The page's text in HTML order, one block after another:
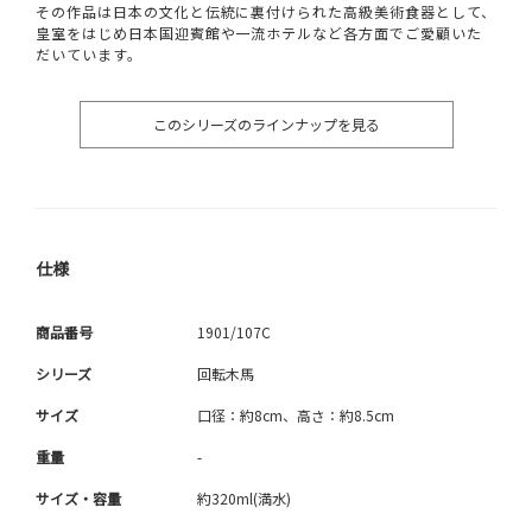
その作品は日本の文化と伝統に裏付けられた高級美術食器として、
皇室をはじめ日本国迎賓館や一流ホテルなど各方面でご愛顧いた
だいています。
このシリーズのラインナップを見る
仕様
商品番号 1901/107C
シリーズ 回転木馬
サイズ 口径：約8cm、高さ：約8.5cm
重量 -
サイズ・容量 約320ml(満水)